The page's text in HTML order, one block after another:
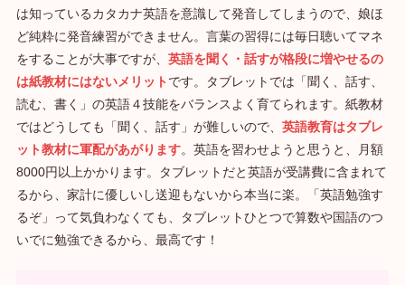
は知っているカタカナ英語を意識して発音してしまうので、娘ほ
ど純粋に発音練習ができません。言葉の習得には毎日聴いてマネ
をすることが大事ですが、 英語を聞く・話すが格段に増やせるの
は紙教材にはないメリット です。タブレットでは「聞く、話す、
読む、書く」の英語４技能をバランスよく育てられます。紙教材
ではどうしても「聞く、話す」が難しいので、 英語教育はタブレ
ット教材に軍配があがります。英語を習わせようと思うと、月額
8000円以上かかります。タブレットだと英語が受講費に含まれて
るから、家計に優しいし送迎もないから本当に楽。「英語勉強す
るぞ」って気負わなくても、タブレットひとつで算数や国語のつ
いでに勉強できるから、最高です！